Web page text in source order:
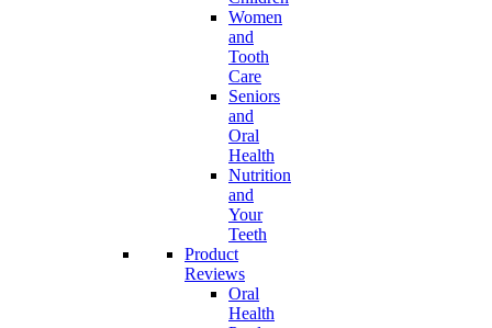
Women
and
Tooth
Care
Seniors
and
Oral
Health
Nutrition
and
Your
Teeth
Product
Reviews
Oral
Health